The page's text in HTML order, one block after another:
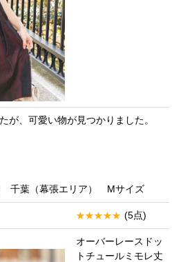
が、可愛い物が見つかりました。
千葉（幕張エリア） Mサイズ
(5点)
オーバーレースドッ
トチュールミモレ丈